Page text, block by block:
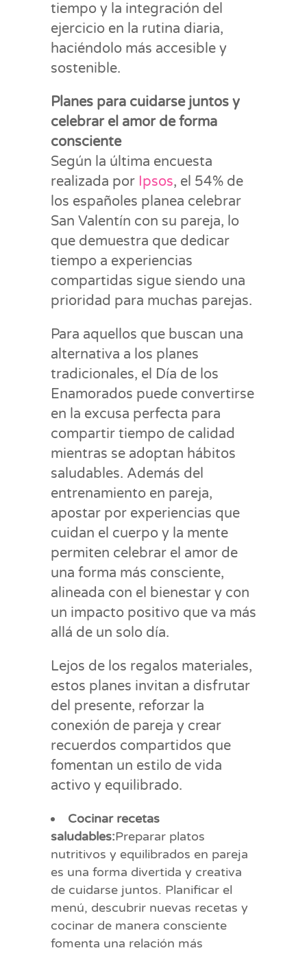
tiempo y la integración del
ejercicio en la rutina diaria,
haciéndolo más accesible y
sostenible.
Planes para cuidarse juntos y
celebrar el amor de forma
consciente
Según la última encuesta
realizada por Ipsos, el 54% de
los españoles planea celebrar
San Valentín con su pareja, lo
que demuestra que dedicar
tiempo a experiencias
compartidas sigue siendo una
prioridad para muchas parejas.
Para aquellos que buscan una
alternativa a los planes
tradicionales, el Día de los
Enamorados puede convertirse
en la excusa perfecta para
compartir tiempo de calidad
mientras se adoptan hábitos
saludables. Además del
entrenamiento en pareja,
apostar por experiencias que
cuidan el cuerpo y la mente
permiten celebrar el amor de
una forma más consciente,
alineada con el bienestar y con
un impacto positivo que va más
allá de un solo día.
Lejos de los regalos materiales,
estos planes invitan a disfrutar
del presente, reforzar la
conexión de pareja y crear
recuerdos compartidos que
fomentan un estilo de vida
activo y equilibrado.
Cocinar recetas
saludables:Preparar platos
nutritivos y equilibrados en pareja
es una forma divertida y creativa
de cuidarse juntos. Planificar el
menú, descubrir nuevas recetas y
cocinar de manera consciente
fomenta una relación más